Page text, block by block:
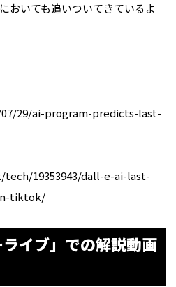
おいても追いついてきているよ
29/ai-program-predicts-last-
19353943/dall-e-ai-last-
tiktok/
イブ」での解説動画